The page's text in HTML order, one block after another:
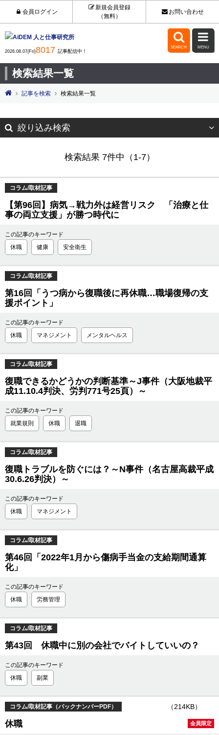
会員ログイン
新規会員登録
（無料）
お問い合わせ
2026.08.07(Fri)8017 記事配信中！

SEARCH

MENU
検索結果一覧
記事を検索 検索結果一覧
絞り込み検索
検索結果 7件中（1-7）
コラム/取材記事
【第96回】病気→戦力外は経営リスク 「治療と仕
事の両立支援」が勝つ時代に
この記事のキーワード
休職
健康 安全衛生
コラム/取材記事
第16回「うつ病から復職後に再休職…職場復帰の支
援ポイント」
この記事のキーワード
休職
マネジメント メンタルヘルス
コラム/取材記事
復職できるかどうかの判断基準～J事件（大阪地裁平
成11.10.4判決、労判771号25頁）～
この記事のキーワード
就業規則
休職 退職
コラム/取材記事
復職トラブルを防ぐには？～N事件（名古屋高裁平成
30.6.26判決）～
この記事のキーワード
休職
マネジメント
コラム/取材記事
第46回「2022年1月から傷病手当金の支給期間通算
化」
この記事のキーワード
休職
労務管理
コラム/取材記事
第43回 休職中に別の会社でバイトしていいの？
この記事のキーワード
休職
副業
コラム/取材記事（バックナンバーPDF） （214KB）
会員限定
休職